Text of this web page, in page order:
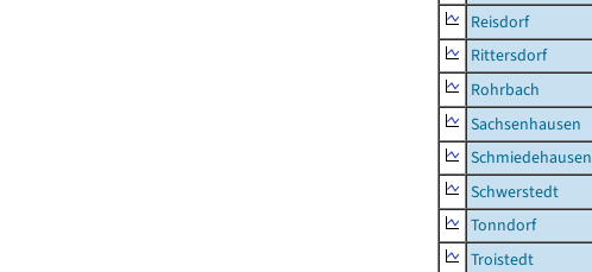
Reisdorf
Rittersdorf
Rohrbach
Sachsenhausen
Schmiedehausen
Schwerstedt
Tonndorf
Troistedt